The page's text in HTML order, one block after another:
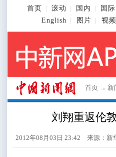
首页 滚动 国内 国际
English
图片 视频
首页 → 新
刘翔重返伦
2012年08月03日 23:42 来源：